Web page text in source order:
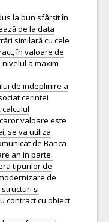
la bun sfârșit în
de la data
similară cu cele
în valoare de
nivelul a maxim
de indeplinire a
cerintei
valoare este
se va utiliza
de Banca
an in parte.
tipurilor de
de
și
contract cu obiect